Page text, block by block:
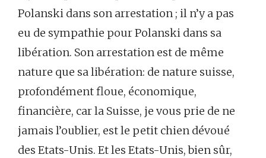
Polanski dans son arrestation ; il n’y a pas
eu de sympathie pour Polanski dans sa
libération. Son arrestation est de même
nature que sa libération: de nature suisse,
profondément floue, économique,
financière, car la Suisse, je vous prie de ne
jamais l’oublier, est le petit chien dévoué
des Etats-Unis. Et les Etats-Unis, bien sûr,